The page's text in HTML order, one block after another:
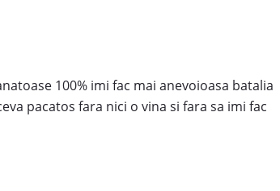
100% imi fac mai anevoioasa batalia
pacatos fara nici o vina si fara sa imi fac